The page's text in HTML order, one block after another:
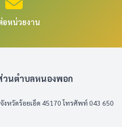
อหน่วยงาน
วนตำบลหนองพอก
หวัดร้อยเอ็ด 45170 โทรศัพท์ 043 650